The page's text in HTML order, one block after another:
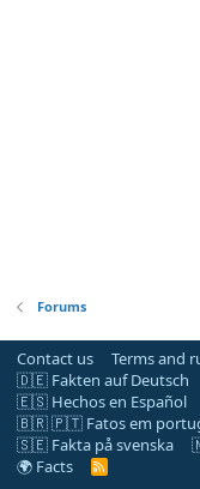
Forums
Contact us Terms and
🇩🇪 Fakten auf Deutsch
🇪🇸 Hechos en Español
🇧🇷 🇵🇹 Fatos em
🇸🇪 Fakta på svenska
🌍 Facts
R